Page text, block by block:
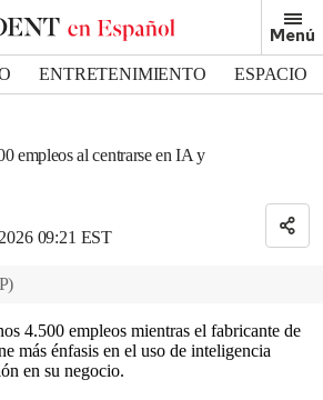
Menú
ENTRETENIMIENTO
ESPACIO
empleos al centrarse en IA y
09:21 EST
)
4.500 empleos mientras el fabricante de
más énfasis en el uso de inteligencia
en su negocio.